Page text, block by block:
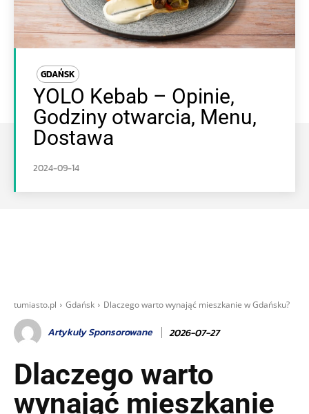
GDAŃSK
YOLO Kebab – Opinie,
Godziny otwarcia, Menu,
Dostawa
2024-09-14